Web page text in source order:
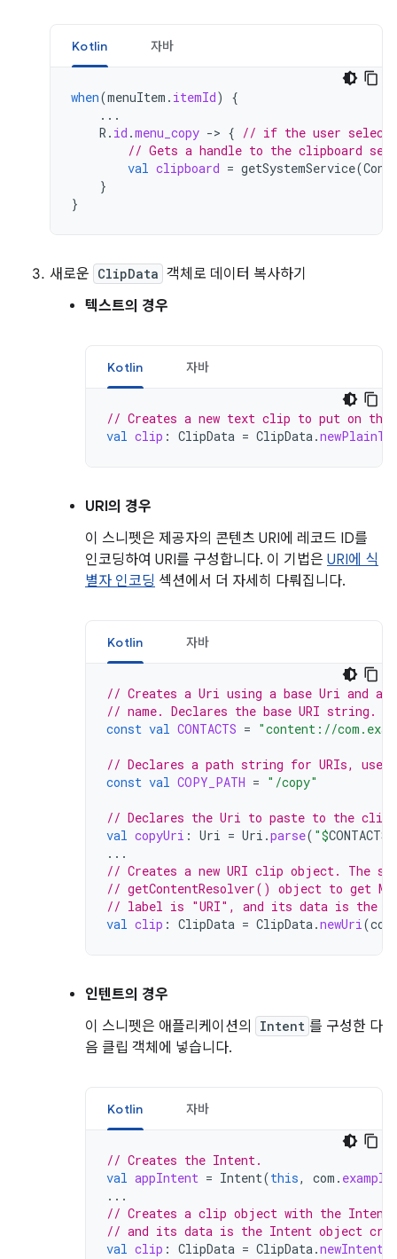
Kotlin 자바
when(menuItem . itemId)
{
...
R . id .menu_copy -> { // if the user selects
// Gets a handle to the clipboard
val clipboard = getSystemService(
}
}
새로운 ClipData 객체로 데이터 복사하기
텍스트의 경우
Kotlin 자바
// Creates a new text clip to put on the
val clip : ClipData = ClipData.
URI의 경우
이 스니펫은 제공자의 콘텐츠 URI에 레코드 ID를
인코딩하여 URI를 구성합니다. 이 기법은 URI에 식
별자 인코딩 섹션에서 더 자세히 다뤄집니다.
Kotlin 자바
// Creates a Uri using a base Uri and a
// name. Declares the base URI string.
const val CONTACTS = "content://
// Declares a path string for URIs, used
const val COPY_PATH = "/copy"
// Declares the Uri to paste to the
val copyUri : Uri = Uri .parse( "$CONTACTS
...
// Creates a new URI clip object. The
// getContentResolver() object to get
// label is "URI", and its data is the
val clip : ClipData = ClipData.newUri(
인텐트의 경우
이 스니펫은 애플리케이션의
Intent 를 구성한 다
음 클립 객체에 넣습니다.
Kotlin 자바
// Creates the Intent.
val appIntent = Intent(this, com . example
...
// Creates a clip object with the
// and its data is the Intent object
val clip : ClipData = ClipData.newIntent